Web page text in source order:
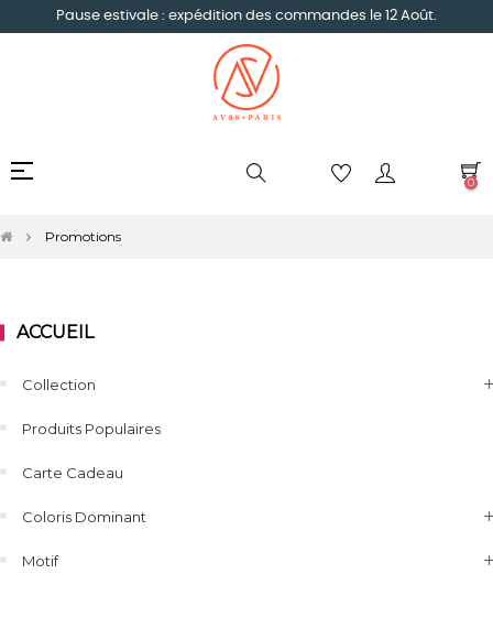
Pause estivale : expédition des commandes le 12 Août.
Basculer
☰
0
Promotions
ACCUEIL
Collection
Produits Populaires
Carte Cadeau
Coloris Dominant
Motif